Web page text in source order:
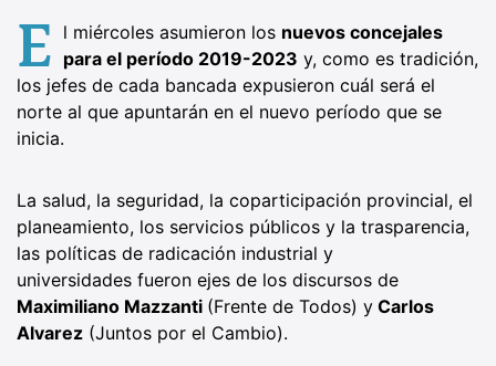
E l miércoles asumieron los nuevos concejales
para el período 2019-2023 y, como es tradición,
los jefes de cada bancada expusieron cuál será el
norte al que apuntarán en el nuevo período que se
inicia.
La salud, la seguridad, la coparticipación provincial, el
planeamiento, los servicios públicos y la trasparencia,
las políticas de radicación industrial y
universidades fueron ejes de los discursos de
Maximiliano Mazzanti (Frente de Todos) y Carlos
Alvarez (Juntos por el Cambio).